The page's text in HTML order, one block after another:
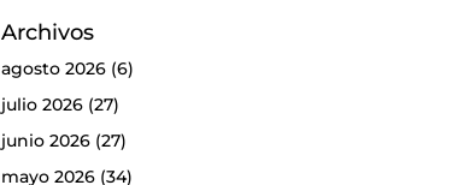
Archivos
agosto 2026(6)
julio 2026(27)
junio 2026(27)
mayo 2026(34)